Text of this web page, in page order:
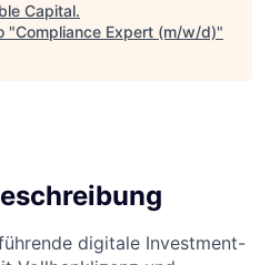
Capital.
"Compliance Expert (m/w/d)"
digitale Investment-